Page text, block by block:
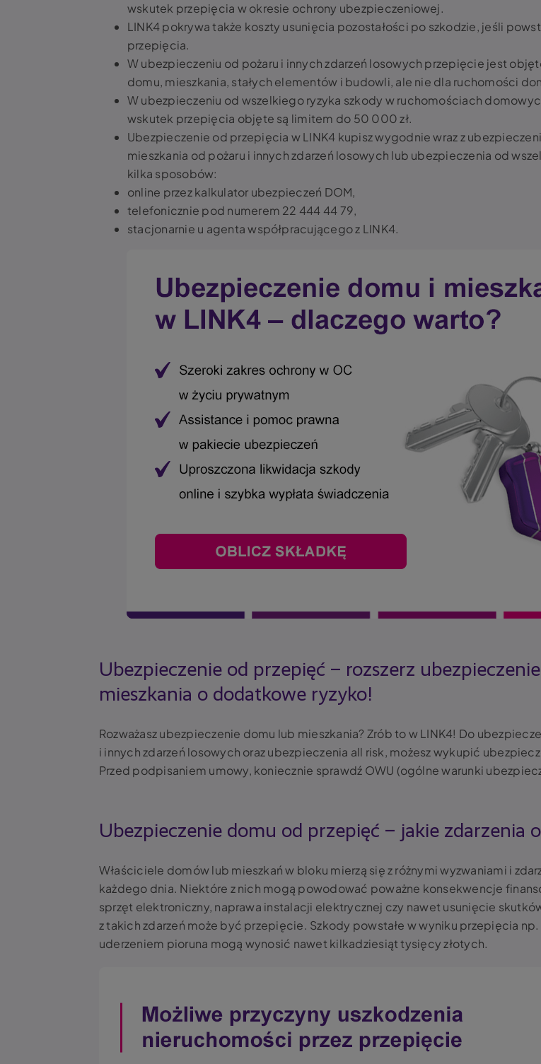
wskutek przepięcia w okresie ochrony ubezpieczeniowej.
LINK4 pokrywa także koszty usunięcia pozostałości po szkodzie, jeśli
przepięcia.
W ubezpieczeniu od pożaru i innych zdarzeń losowych przepięcie jest
domu, mieszkania, stałych elementów i budowli, ale nie dla ruchomości
W ubezpieczeniu od wszelkiego ryzyka szkody w ruchomościach
wskutek przepięcia objęte są limitem do 50 000 zł.
Ubezpieczenie od przepięcia w LINK4 kupisz wygodnie wraz z
mieszkania od pożaru i innych zdarzeń losowych lub ubezpieczenia od
kilka sposobów:
online przez kalkulator ubezpieczeń DOM,
telefonicznie pod numerem 22 444 44 79,
stacjonarnie u agenta współpracującego z LINK4.
Ubezpieczenie od przepięć – rozszerz
mieszkania o dodatkowe ryzyko!
Rozważasz ubezpieczenie domu lub mieszkania? Zrób to w LINK4! Do
i innych zdarzeń losowych oraz ubezpieczenia all risk, możesz wykupić
Przed podpisaniem umowy, koniecznie sprawdź OWU (ogólne warunki
Ubezpieczenie domu od przepięć – jakie zdarzenia
Właściciele domów lub mieszkań w bloku mierzą się z różnymi wyzwaniami i
każdego dnia. Niektóre z nich mogą powodować poważne konsekwencje
sprzęt elektroniczny, naprawa instalacji elektrycznej czy nawet usunięcie
z takich zdarzeń może być przepięcie. Szkody powstałe w wyniku przepięcia
uderzeniem pioruna mogą wynosić nawet kilkadziesiąt tysięcy złotych.